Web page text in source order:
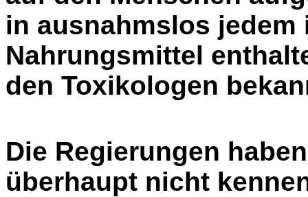
in ausnahmslos
Nahrungsmittel
den Toxikologen
Die Regierungen
überhaupt nicht